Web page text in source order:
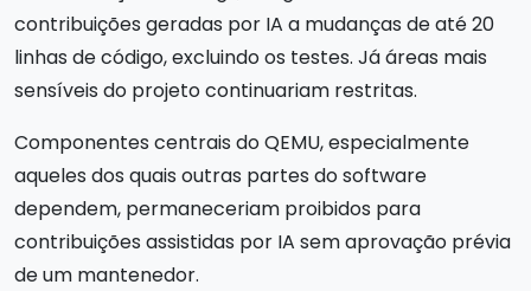
contribuições geradas por IA a mudanças de até 20
linhas de código, excluindo os testes. Já áreas mais
sensíveis do projeto continuariam restritas.
Componentes centrais do QEMU, especialmente
aqueles dos quais outras partes do software
dependem, permaneceriam proibidos para
contribuições assistidas por IA sem aprovação prévia
de um mantenedor.